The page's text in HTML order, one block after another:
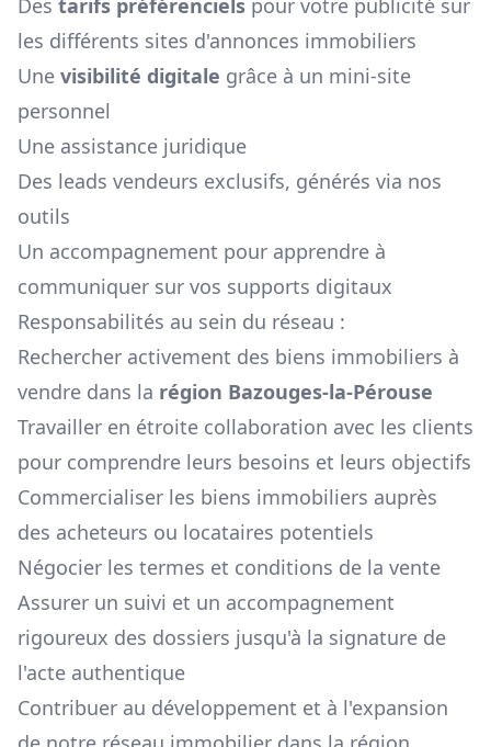
Des tarifs préférenciels pour votre publicité sur
les différents sites d'annonces immobiliers
Une visibilité digitale grâce à un mini-site
personnel
Une assistance juridique
Des leads vendeurs exclusifs, générés via nos
outils
Un accompagnement pour apprendre à
communiquer sur vos supports digitaux
Responsabilités au sein du réseau :
Rechercher activement des biens immobiliers à
vendre dans la région Bazouges-la-Pérouse
Travailler en étroite collaboration avec les clients
pour comprendre leurs besoins et leurs objectifs
Commercialiser les biens immobiliers auprès
des acheteurs ou locataires potentiels
Négocier les termes et conditions de la vente
Assurer un suivi et un accompagnement
rigoureux des dossiers jusqu'à la signature de
l'acte authentique
Contribuer au développement et à l'expansion